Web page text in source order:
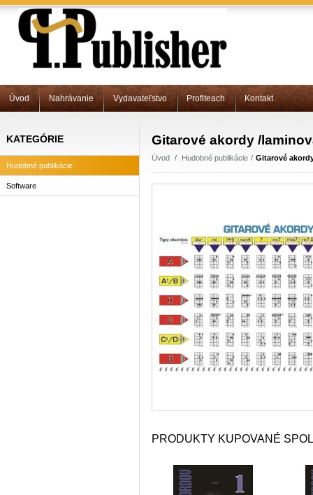
Úvod Nahrávanie Vydavateľstvo Profiteach Kontakt
KATEGÓRIE
Hudobné publikácie
Software
Gitarové akordy /
Úvod Hudobné publikácie Gitarové
PRODUKTY KUPOVANÉ